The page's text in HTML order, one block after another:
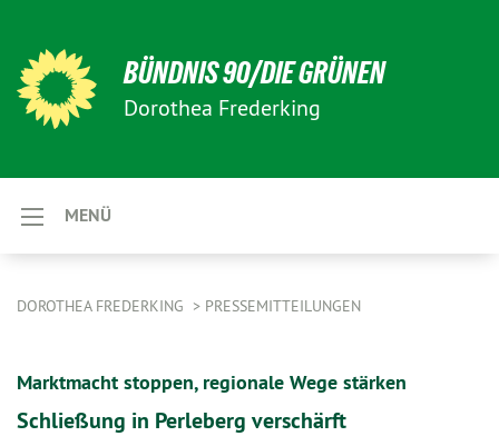
BÜNDNIS 90/DIE GRÜNEN
Dorothea Frederking
MENÜ
DOROTHEA FREDERKING PRESSEMITTEILUNGEN
Marktmacht stoppen, regionale Wege stärken
Schließung in Perleberg verschärft